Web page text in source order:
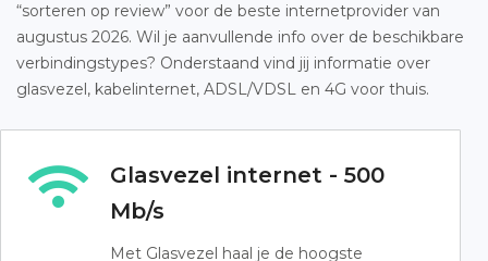
“sorteren op review” voor de beste internetprovider van
augustus 2026. Wil je aanvullende info over de beschikbare
verbindingstypes? Onderstaand vind jij informatie over
glasvezel, kabelinternet, ADSL/VDSL en 4G voor thuis.
Glasvezel internet - 500
Mb/s
Met Glasvezel haal je de hoogste